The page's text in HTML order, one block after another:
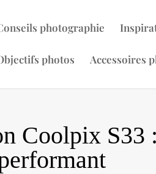
photographie
photos Accessoires
Coolpix S33